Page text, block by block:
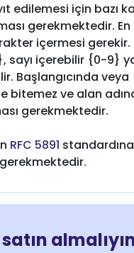
edilemesi için bazı
gerekmektedir. En
içermesi gerekir.
sayı içerebilir {0-9}
Başlangıcında veya
bitemez ve alan
gerekmektedir.
RFC 5891 standardına